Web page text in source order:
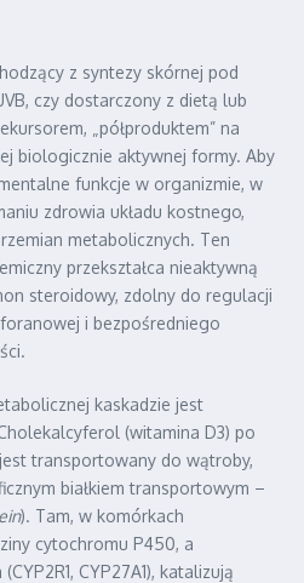
z syntezy skórnej pod
czy dostarczony z dietą lub
„półproduktem” na
biologicznie aktywnej formy. Aby
funkcje w organizmie, w
zdrowia układu kostnego,
metabolicznych. Ten
przekształca nieaktywną
steroidowy, zdolny do regulacji
i bezpośredniego
kaskadzie jest
(witamina D3) po
transportowany do wątroby,
białkiem transportowym –
). Tam, w komórkach
cytochromu P450, a
CYP27A1), katalizują